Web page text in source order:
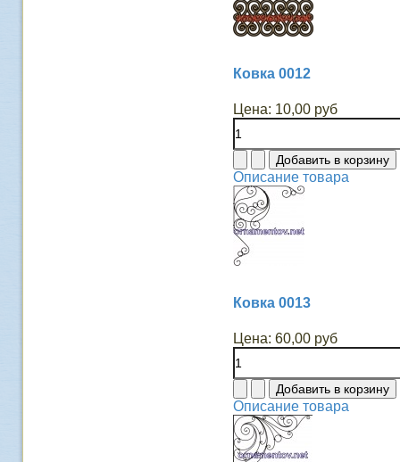
Ковка 0012
Цена: 10,00 руб
Описание товара
Ковка 0013
Цена: 60,00 руб
Описание товара